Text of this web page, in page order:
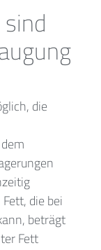
die
die bei
beträgt
Fett